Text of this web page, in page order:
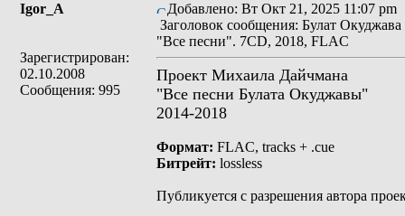
Igor_A
Зарегистрирован:
02.10.2008
Сообщения: 995
Добавлено: Вт Окт 21, 2025 11:07 pm
Заголовок сообщения: Булат Окуджава
"Все песни". 7CD, 2018, FLAC
Проект Михаила Дайчмана
"Все песни Булата Окуджавы"
2014-2018
Формат: FLAC, tracks + .cue
Битрейт: lossless
Публикуется с разрешения автора